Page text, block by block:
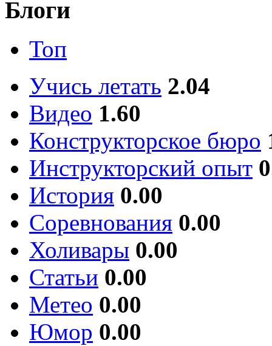
Блоги
Топ
Учись летать 2.04
Видео 1.60
Конструкторское бюро
Инструкторский опыт
История 0.00
Соревнования 0.00
Холивары 0.00
Статьи 0.00
Метео 0.00
Юмор 0.00